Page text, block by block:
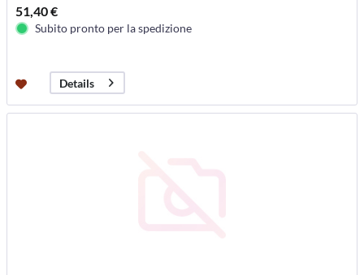
51,40 €
Subito pronto per la spedizione
Details